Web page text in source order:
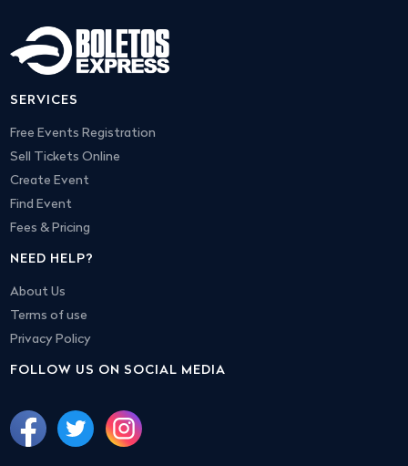
SERVICES
Free Events Registration
Sell Tickets Online
Create Event
Find Event
Fees & Pricing
NEED HELP?
About Us
Terms of use
Privacy Policy
FOLLOW US ON SOCIAL MEDIA